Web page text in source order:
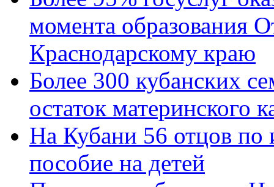
момента образования
Краснодарскому краю
Более 300 кубанских
остаток материнского
На Кубани 56 отцов по
пособие на детей